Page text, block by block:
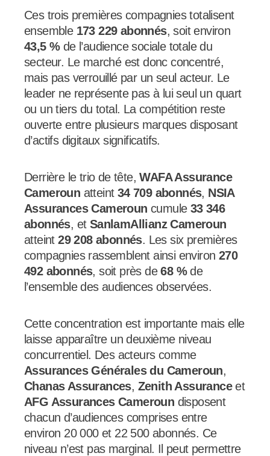
Ces trois premières compagnies totalisent
ensemble 173 229 abonnés, soit environ
43,5 %de l’audience sociale totale du
secteur. Le marché est donc concentré,
mais pas verrouillé par un seul acteur. Le
leader ne représente pas à lui seul un quart
ou un tiers du total. La compétition reste
ouverte entre plusieurs marques disposant
d’actifs digitaux significatifs.
Derrière le trio de tête,WAFA Assurance
Cameroun atteint 34 709 abonnés, NSIA
Assurances Cameroun cumule 33 346
abonnés, et SanlamAllianz Cameroun
atteint29 208 abonnés. Les six premières
compagnies rassemblent ainsi environ 270
492 abonnés, soit près de68 %de
l’ensemble des audiences observées.
Cette concentration est importante mais elle
laisse apparaître un deuxième niveau
concurrentiel. Des acteurs comme
Assurances Générales du Cameroun,
Chanas Assurances, Zenith Assuranceet
AFG Assurances Cameroun disposent
chacun d’audiences comprises entre
environ 20 000 et 22 500 abonnés. Ce
niveau n’est pas marginal. Il peut permettre